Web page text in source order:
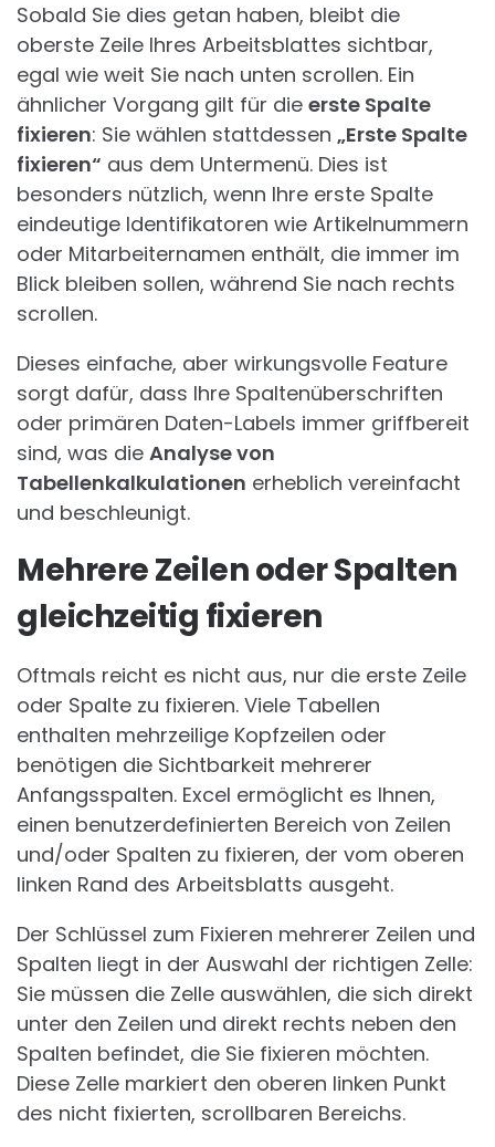
Sobald Sie dies getan haben, bleibt die
oberste Zeile Ihres Arbeitsblattes sichtbar,
egal wie weit Sie nach unten scrollen. Ein
ähnlicher Vorgang gilt für die erste Spalte
fixieren: Sie wählen stattdessen „Erste Spalte
fixieren“ aus dem Untermenü. Dies ist
besonders nützlich, wenn Ihre erste Spalte
eindeutige Identifikatoren wie Artikelnummern
oder Mitarbeiternamen enthält, die immer im
Blick bleiben sollen, während Sie nach rechts
scrollen.
Dieses einfache, aber wirkungsvolle Feature
sorgt dafür, dass Ihre Spaltenüberschriften
oder primären Daten-Labels immer griffbereit
sind, was die Analyse von
Tabellenkalkulationen erheblich vereinfacht
und beschleunigt.
Mehrere Zeilen oder Spalten
gleichzeitig fixieren
Oftmals reicht es nicht aus, nur die erste Zeile
oder Spalte zu fixieren. Viele Tabellen
enthalten mehrzeilige Kopfzeilen oder
benötigen die Sichtbarkeit mehrerer
Anfangsspalten. Excel ermöglicht es Ihnen,
einen benutzerdefinierten Bereich von Zeilen
und/oder Spalten zu fixieren, der vom oberen
linken Rand des Arbeitsblatts ausgeht.
Der Schlüssel zum Fixieren mehrerer Zeilen und
Spalten liegt in der Auswahl der richtigen Zelle:
Sie müssen die Zelle auswählen, die sich direkt
unter den Zeilen und direkt rechts neben den
Spalten befindet, die Sie fixieren möchten.
Diese Zelle markiert den oberen linken Punkt
des nicht fixierten, scrollbaren Bereichs.